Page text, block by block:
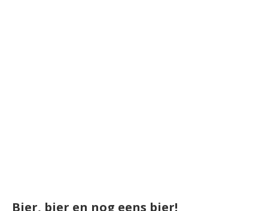
Bier, bier en nog eens bier!